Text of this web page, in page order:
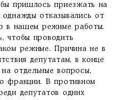
пришлось приезжать на
отказывались от
в нашем режиме работы.
чтобы проводить
режиме. Причина не в
депутатам, в конце
отдельные вопросы,
фракции. В противном
депутатов одних